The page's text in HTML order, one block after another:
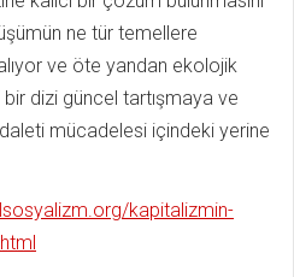
ne tür temellere
ve öte yandan ekolojik
dizi güncel tartışmaya ve
mücadelesi içindeki yerine
kapitalizmin-